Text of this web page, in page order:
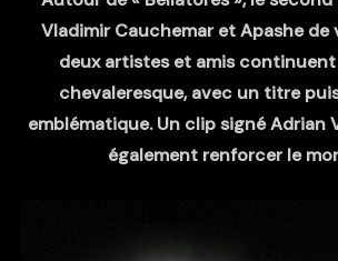
Vladimir Cauchemar et Apashe de
deux artistes et amis
chevaleresque, avec un titre
emblématique. Un clip signé Adrian
également renforcer le